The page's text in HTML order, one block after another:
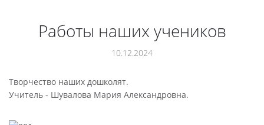
Работы наших учеников
10.12.2024
Творчество наших дошколят.
Учитель - Шувалова Мария Александровна.